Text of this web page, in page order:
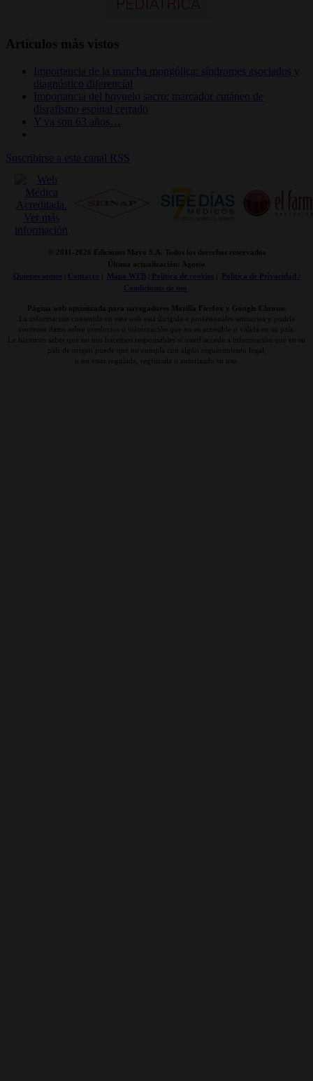
Artículos más vistos
Importancia de la mancha mongólica: síndromes asociados y
diagnóstico diferencial
Importancia del hoyuelo sacro: marcador cutáneo de
disrafismo espinal cerrado
Y ya son 63 años…
Suscribirse a este canal RSS
© 2011- 2026 Ediciones Mayo S.A. Todos los derechos reservados
Última actualización: Agosto
Quienes somos| Contacto Mapa WEB| Politica de cookies|
Politica de Privacidad /
Condiciones de uso
Página web optimizada para navegadores Mozilla Firefox y Google Chrome
La información contenida en esta web está dirigida a profesionales sanitarios y podría
contener datos sobre productos o información que no es accesible o válida en su país.
Le hacemos saber que no nos hacemos responsables si usted accede a información que en su
país de origen puede que no cumpla con algún requerimiento legal,
o no estar regulada, registrada o autorizado su uso.